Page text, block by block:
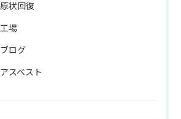
原状回復
工場
ブログ
アスベスト